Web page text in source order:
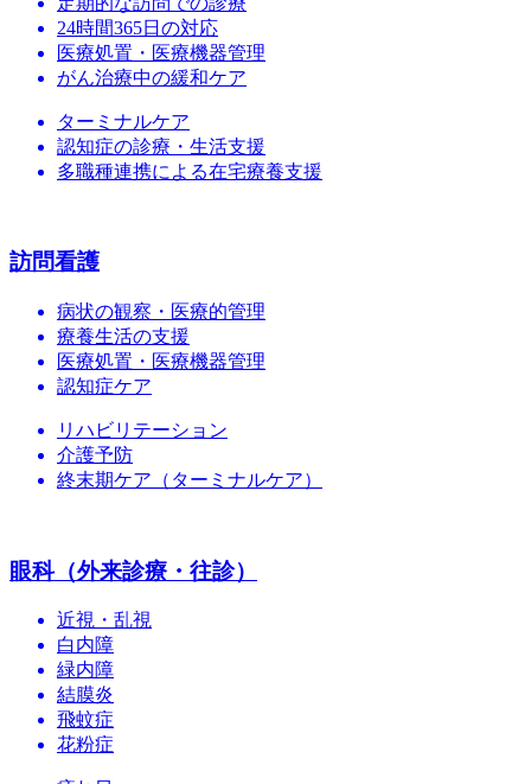
24時間365日の対応
医療処置・医療機器管理
がん治療中の緩和ケア
ターミナルケア
認知症の診療・生活支援
多職種連携による在宅療養支援
訪問看護
病状の観察・医療的管理
療養生活の支援
医療処置・医療機器管理
認知症ケア
リハビリテーション
介護予防
終末期ケア（ターミナルケア）
眼科（外来診療・往診）
近視・乱視
白内障
緑内障
結膜炎
飛蚊症
花粉症